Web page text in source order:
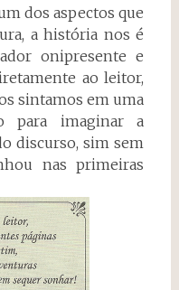
dos aspectos que
a história nos é
onipresente e
ao leitor,
sintamos em uma
para imaginar a
discurso, sim sem
nas primeiras